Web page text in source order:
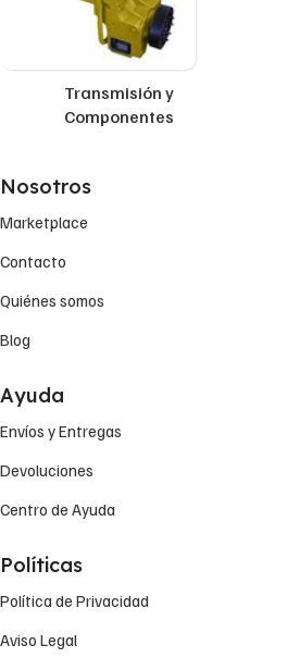
Transmisión y
Componentes
Nosotros
Marketplace
Contacto
Quiénes somos
Blog
Ayuda
Envíos y Entregas
Devoluciones
Centro de Ayuda
Políticas
Política de Privacidad
Aviso Legal